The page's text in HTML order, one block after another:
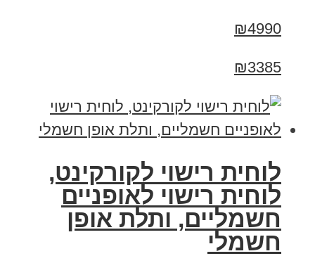
₪4990
₪3385
לוחית רישוי לקורקינט,
לוחית רישוי לאופניים
חשמליים, ותלת אופן
חשמלי